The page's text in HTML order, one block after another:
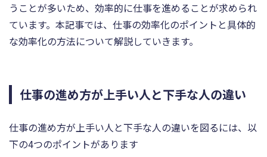
うことが多いため、効率的に仕事を進めることが求められ
ています。本記事では、仕事の効率化のポイントと具体的
な効率化の方法について解説していきます。
仕事の進め方が上手い人と下手な人の違い
仕事の進め方が上手い人と下手な人の違いを図るには、以
下の4つのポイントがあります